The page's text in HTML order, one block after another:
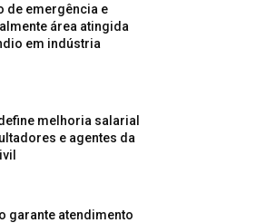
de emergência e
área atingida
em indústria
melhoria salarial
e agentes da
garante atendimento